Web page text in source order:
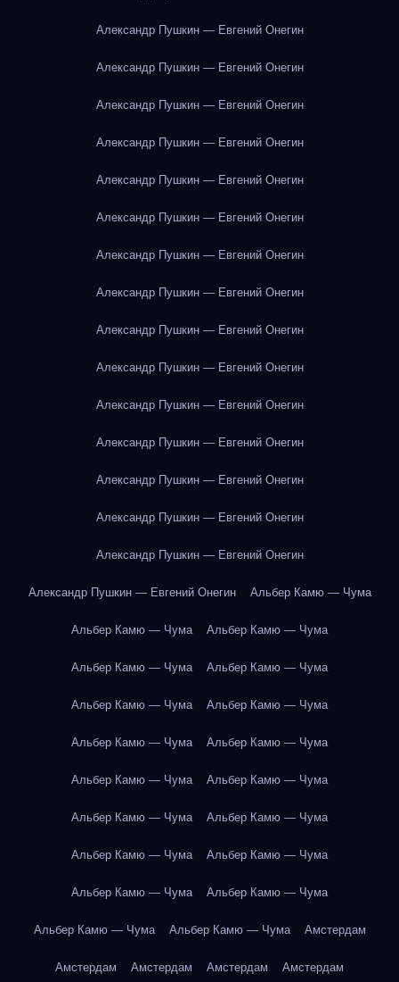
Александр Пушкин — Евгений Онегин
Александр Пушкин — Евгений Онегин
Александр Пушкин — Евгений Онегин
Александр Пушкин — Евгений Онегин
Александр Пушкин — Евгений Онегин
Александр Пушкин — Евгений Онегин
Александр Пушкин — Евгений Онегин
Александр Пушкин — Евгений Онегин
Александр Пушкин — Евгений Онегин
Александр Пушкин — Евгений Онегин
Александр Пушкин — Евгений Онегин
Александр Пушкин — Евгений Онегин
Александр Пушкин — Евгений Онегин
Александр Пушкин — Евгений Онегин
Александр Пушкин — Евгений Онегин
Александр Пушкин — Евгений Онегин Альбер Камю — Чума
Альбер Камю — Чума Альбер Камю — Чума
Альбер Камю — Чума Альбер Камю — Чума
Альбер Камю — Чума Альбер Камю — Чума
Альбер Камю — Чума Альбер Камю — Чума
Альбер Камю — Чума Альбер Камю — Чума
Альбер Камю — Чума Альбер Камю — Чума
Альбер Камю — Чума Альбер Камю — Чума
Альбер Камю — Чума Альбер Камю — Чума
Альбер Камю — Чума Альбер Камю — Чума Амстердам
Амстердам Амстердам Амстердам Амстердам